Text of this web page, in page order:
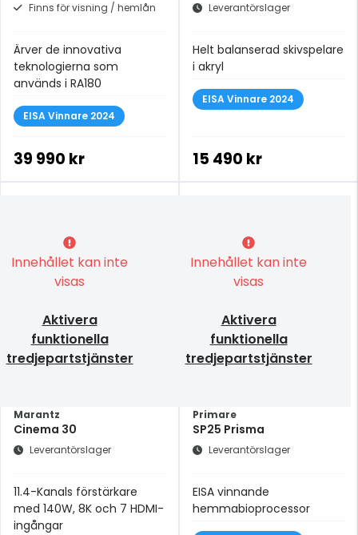
Finns för visning / hemlån
Ärver de innovativa
teknologierna som
används i RA180
EISA Vinnare 2024
39 990 kr
Leverantörslager
Helt balanserad skivspelare
i akryl
EISA Vinnare 2024
15 490 kr
Innehållet kan inte
visas
Aktivera
funktionella
tredjepartstjänster
Marantz
Cinema 30
Leverantörslager
11.4-Kanals förstärkare
med 140W, 8K och 7 HDMI-
ingångar
Innehållet kan inte
visas
Aktivera
funktionella
tredjepartstjänster
Primare
SP25 Prisma
Leverantörslager
EISA vinnande
hemmabioprocessor